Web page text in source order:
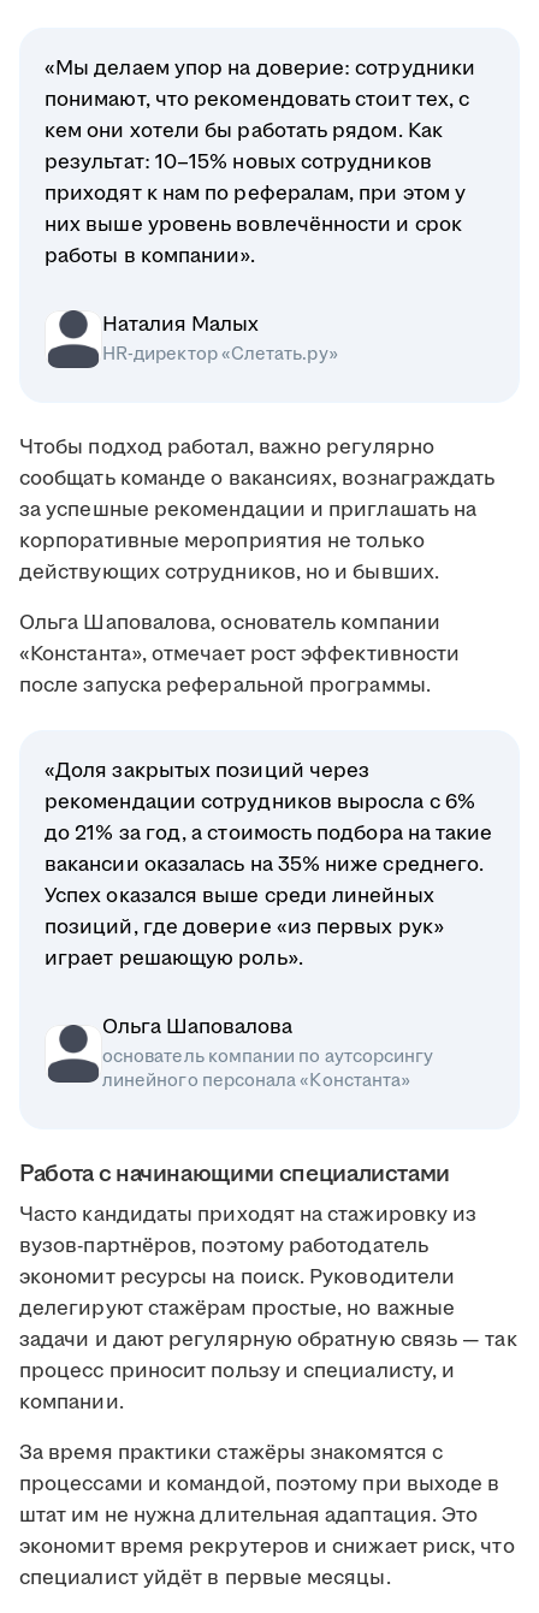
«Мы делаем упор на доверие: сотрудники
понимают, что рекомендовать стоит тех, с
кем они хотели бы работать рядом. Как
результат: 10–15% новых сотрудников
приходят к нам по рефералам, при этом у
них выше уровень вовлечённости и срок
работы в компании».
Наталия Малых
HR-директор «Слетать.ру»
Чтобы подход работал, важно регулярно
сообщать команде о вакансиях, вознаграждать
за успешные рекомендации и приглашать на
корпоративные мероприятия не только
действующих сотрудников, но и бывших.
Ольга Шаповалова, основатель компании
«Константа», отмечает рост эффективности
после запуска реферальной программы.
«Доля закрытых позиций через
рекомендации сотрудников выросла с 6%
до 21% за год, а стоимость подбора на такие
вакансии оказалась на 35% ниже среднего.
Успех оказался выше среди линейных
позиций, где доверие «из первых рук»
играет решающую роль».
Ольга Шаповалова
основатель компании по аутсорсингу
линейного персонала «Константа»
Работа с начинающими специалистами
Часто кандидаты приходят на стажировку из
вузов-партнёров, поэтому работодатель
экономит ресурсы на поиск. Руководители
делегируют стажёрам простые, но важные
задачи и дают регулярную обратную связь — так
процесс приносит пользу и специалисту, и
компании.
За время практики стажёры знакомятся с
процессами и командой, поэтому при выходе в
штат им не нужна длительная адаптация. Это
экономит время рекрутеров и снижает риск, что
специалист уйдёт в первые месяцы.